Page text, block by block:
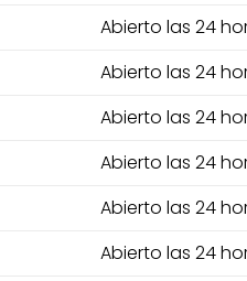
Abierto las 24
Abierto las 24
Abierto las 24
Abierto las 24
Abierto las 24
Abierto las 24